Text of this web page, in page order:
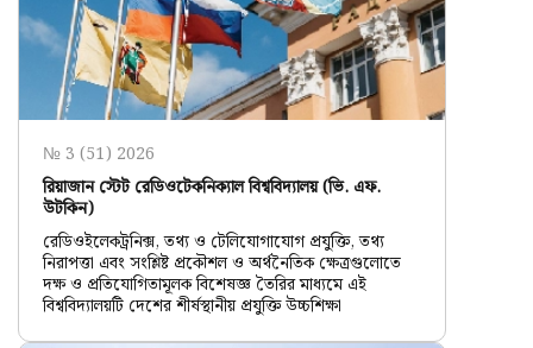
№ 3 (51) 2026
রিয়াজান স্টেট রেডিওটেকনিক্যাল বিশ্ববিদ্যালয় (ভি. এফ.
উটকিন)
রেডিওইলেকট্রনিক্স, তথ্য ও টেলিযোগাযোগ প্রযুক্তি, তথ্য
নিরাপত্তা এবং সংশ্লিষ্ট প্রকৌশল ও অর্থনৈতিক ক্ষেত্রগুলোতে
দক্ষ ও প্রতিযোগিতামূলক বিশেষজ্ঞ তৈরির মাধ্যমে এই
বিশ্ববিদ্যালয়টি দেশের শীর্ষস্থানীয় প্রযুক্তি উচ্চশিক্ষা